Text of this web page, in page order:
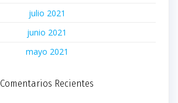
julio 2021
junio 2021
mayo 2021
Comentarios Recientes